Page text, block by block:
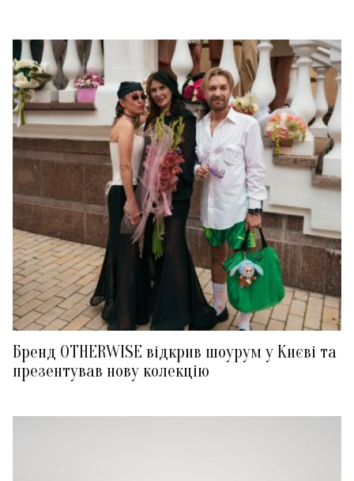
Бренд OTHERWISE відкрив шоурум у Києві та
презентував нову колекцію